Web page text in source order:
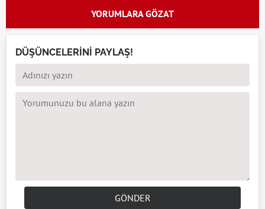
YORUMLARA GÖZAT
DÜŞÜNCELERİNİ PAYLAŞ!
GÖNDER